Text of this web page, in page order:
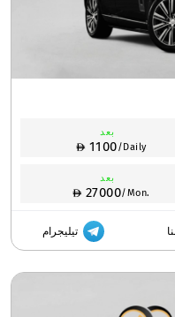
بعد
1100/Daily
بعد
27000/Mon.
تيليجرام